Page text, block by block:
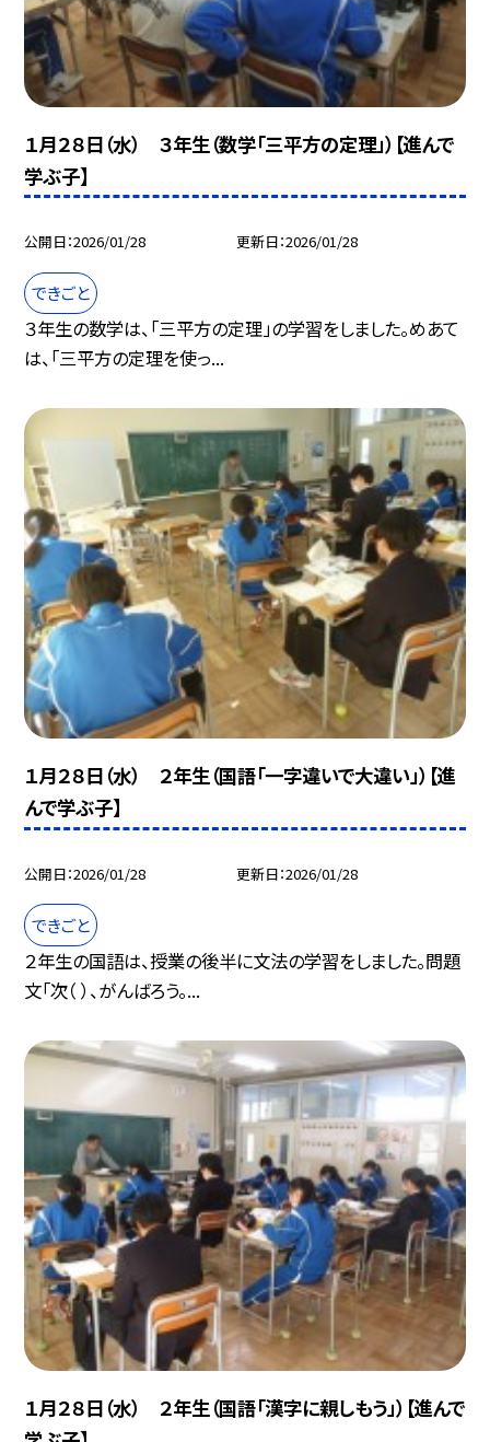
１月２８日（水） ３年生（数学「三平方の定理」）【進んで
学ぶ子】
公開日 2026/01/28 更新日 2026/01/28
できごと
３年生の数学は、「三平方の定理」の学習をしました。めあて
は、「三平方の定理を使っ...
１月２８日（水） ２年生（国語「一字違いで大違い」）【進
んで学ぶ子】
公開日 2026/01/28 更新日 2026/01/28
できごと
２年生の国語は、授業の後半に文法の学習をしました。問題
文「次（ ）、がんばろう。...
１月２８日（水） ２年生（国語「漢字に親しもう」）【進んで